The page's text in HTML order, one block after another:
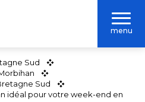
menu
Sud
Sud
idéal pour votre week-end en